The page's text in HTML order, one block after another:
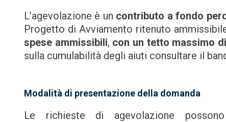
L’agevolazione è un contributo a fondo
Progetto di Avviamento ritenuto
spese ammissibili, con un tetto massimo
sulla cumulabilità degli aiuti consultare il
Modalità di presentazione della domanda
Le richieste di agevolazione